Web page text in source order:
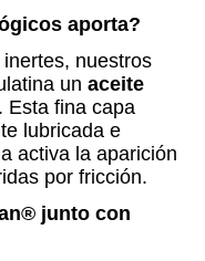
aporta?
nuestros
un aceite
. Esta fina capa
lubricada e
activa la aparición
por fricción.
junto con